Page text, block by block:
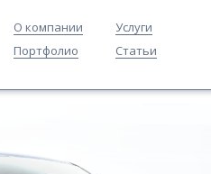
О компании Услуги
Портфолио Статьи